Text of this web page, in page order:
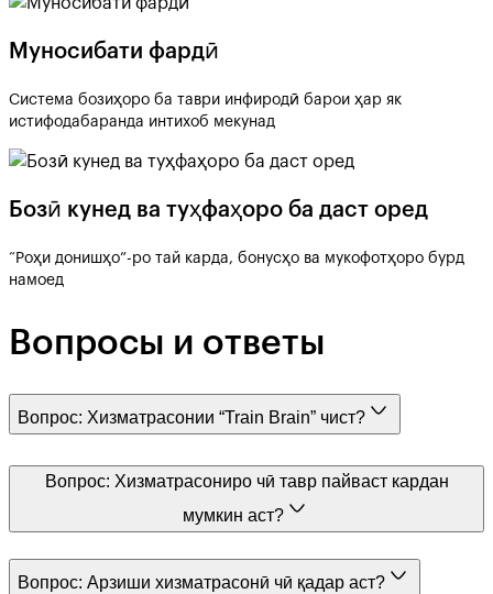
Муносибати фардӣ
Система бозиҳоро ба таври инфиродӣ барои ҳар як
истифодабаранда интихоб мекунад
Бозӣ кунед ва туҳфаҳоро ба даст оред
“Роҳи донишҳо”-ро тай карда, бонусҳо ва мукофотҳоро бурд
намоед
Вопросы и ответы
Вопрос: Хизматрасонии “Train Brain” чист?
Вопрос: Хизматрасониро чӣ тавр пайваст кардан
мумкин аст?
Вопрос: Арзиши хизматрасонӣ чӣ қадар аст?